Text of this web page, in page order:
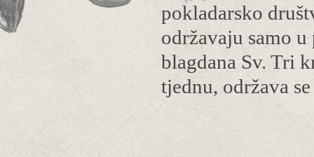
pokladarsko
održavaju samo
blagdana Sv. Tri
tjednu, održava